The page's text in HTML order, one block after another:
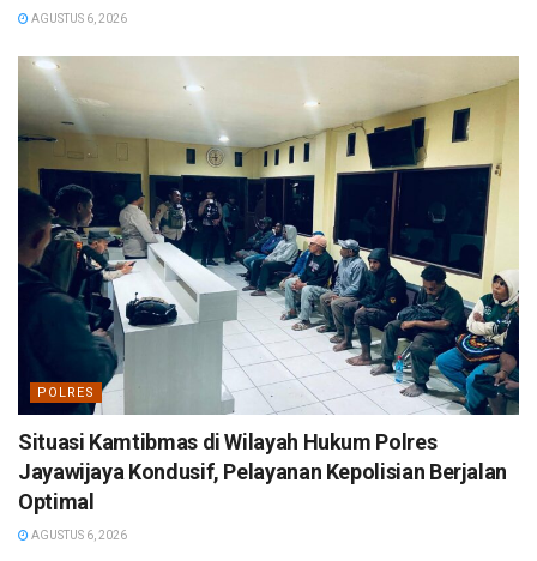
AGUSTUS 6, 2026
POLRES
Situasi Kamtibmas di Wilayah Hukum Polres
Jayawijaya Kondusif, Pelayanan Kepolisian Berjalan
Optimal
AGUSTUS 6, 2026